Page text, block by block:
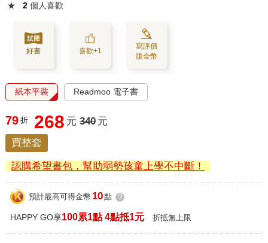
★ 2 個人喜歡
好書 喜歡+1
寫評價
賺金幣
紙本平裝 Readmoo 電子書
79 折 268 元 340 元
買整套
認購希望書包，幫助弱勢孩童上學不中斷！
預計最高可得金幣 10點 ?
HAPPY GO享100累1點 4點抵1元 折抵無上限